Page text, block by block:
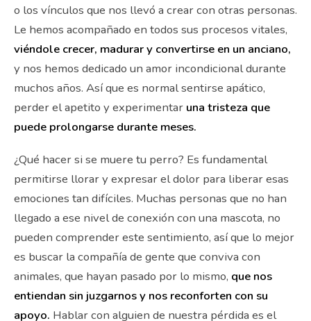
o los vínculos que nos llevó a crear con otras personas.
Le hemos acompañado en todos sus procesos vitales,
viéndole crecer, madurar y convertirse en un anciano,
y nos hemos dedicado un amor incondicional durante
muchos años. Así que es normal sentirse apático,
perder el apetito y experimentar una tristeza que
puede prolongarse durante meses.
¿Qué hacer si se muere tu perro? Es fundamental
permitirse llorar y expresar el dolor para liberar esas
emociones tan difíciles. Muchas personas que no han
llegado a ese nivel de conexión con una mascota, no
pueden comprender este sentimiento, así que lo mejor
es buscar la compañía de gente que conviva con
animales, que hayan pasado por lo mismo, que nos
entiendan sin juzgarnos y nos reconforten con su
apoyo. Hablar con alguien de nuestra pérdida es el